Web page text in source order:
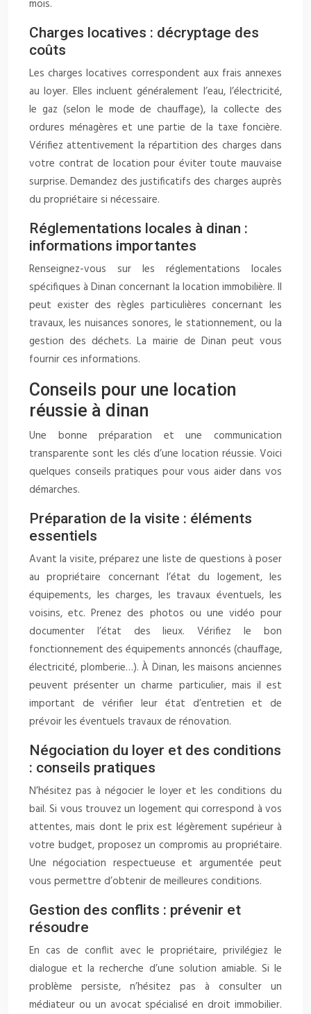
mois.
Charges locatives : décryptage des
coûts
Les charges locatives correspondent aux frais annexes
au loyer. Elles incluent généralement l’eau, l’électricité,
le gaz (selon le mode de chauffage), la collecte des
ordures ménagères et une partie de la taxe foncière.
Vérifiez attentivement la répartition des charges dans
votre contrat de location pour éviter toute mauvaise
surprise. Demandez des justificatifs des charges auprès
du propriétaire si nécessaire.
Réglementations locales à dinan :
informations importantes
Renseignez-vous sur les réglementations locales
spécifiques à Dinan concernant la location immobilière. Il
peut exister des règles particulières concernant les
travaux, les nuisances sonores, le stationnement, ou la
gestion des déchets. La mairie de Dinan peut vous
fournir ces informations.
Conseils pour une location
réussie à dinan
Une bonne préparation et une communication
transparente sont les clés d’une location réussie. Voici
quelques conseils pratiques pour vous aider dans vos
démarches.
Préparation de la visite : éléments
essentiels
Avant la visite, préparez une liste de questions à poser
au propriétaire concernant l’état du logement, les
équipements, les charges, les travaux éventuels, les
voisins, etc. Prenez des photos ou une vidéo pour
documenter l’état des lieux. Vérifiez le bon
fonctionnement des équipements annoncés (chauffage,
électricité, plomberie…). À Dinan, les maisons anciennes
peuvent présenter un charme particulier, mais il est
important de vérifier leur état d’entretien et de
prévoir les éventuels travaux de rénovation.
Négociation du loyer et des conditions
: conseils pratiques
N’hésitez pas à négocier le loyer et les conditions du
bail. Si vous trouvez un logement qui correspond à vos
attentes, mais dont le prix est légèrement supérieur à
votre budget, proposez un compromis au propriétaire.
Une négociation respectueuse et argumentée peut
vous permettre d’obtenir de meilleures conditions.
Gestion des conflits : prévenir et
résoudre
En cas de conflit avec le propriétaire, privilégiez le
dialogue et la recherche d’une solution amiable. Si le
problème persiste, n’hésitez pas à consulter un
médiateur ou un avocat spécialisé en droit immobilier.